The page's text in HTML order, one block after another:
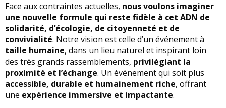
Face aux contraintes actuelles, nous voulons imaginer
une nouvelle formule qui reste fidèle à cet ADN de
solidarité, d’écologie, de citoyenneté et de
convivialité. Notre vision est celle d’un événement à
taille humaine, dans un lieu naturel et inspirant loin
des très grands rassemblements, privilégiant la
proximité et l’échange. Un événement qui soit plus
accessible, durable et humainement riche, offrant
une expérience immersive et impactante.